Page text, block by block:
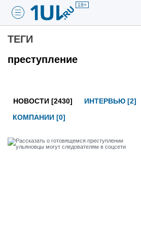
18+
ТЕГИ
преступление
НОВОСТИ [2430] ИНТЕРВЬЮ [2]
КОМПАНИИ [0]